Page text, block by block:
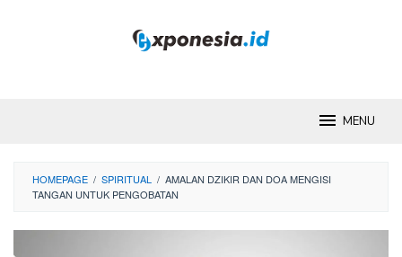
MENU
HOMEPAGE / SPIRITUAL / AMALAN DZIKIR DAN DOA MENGISI
TANGAN UNTUK PENGOBATAN